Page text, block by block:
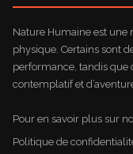
Nature Humaine est une
physique. Certains sont
performance, tandis que
contemplatif et
Pour en savoir plus sur
Politique de